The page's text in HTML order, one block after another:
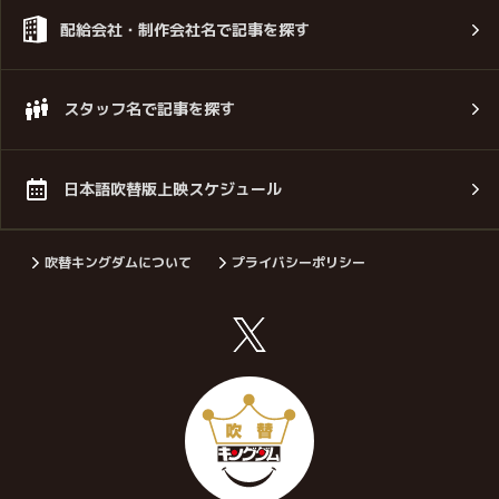
配給会社・制作会社名で記事を探す
スタッフ名で記事を探す
日本語吹替版上映スケジュール
吹替キングダムについて プライバシーポリシー